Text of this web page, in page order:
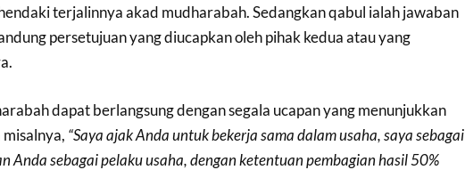
terjalinnya akad mudharabah. Sedangkan qabul ialah jawaban
persetujuan yang diucapkan oleh pihak kedua atau yang
dapat berlangsung dengan segala ucapan yang menunjukkan
“Saya ajak Anda untuk bekerja sama dalam usaha, saya sebagai
Anda sebagai pelaku usaha, dengan ketentuan pembagian hasil 50%